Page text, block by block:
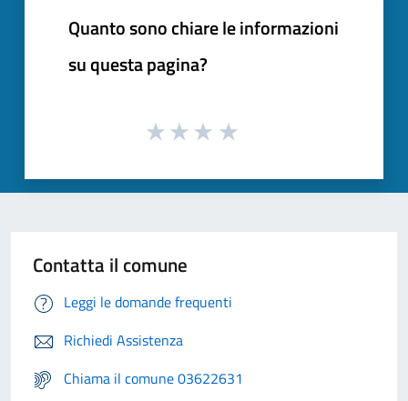
Quanto sono chiare le informazioni
su questa pagina?
Contatta il comune
Leggi le domande frequenti
Richiedi Assistenza
Chiama il comune 03622631